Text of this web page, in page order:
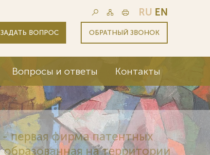
RU EN
ЗАДАТЬ ВОПРОС ОБРАТНЫЙ ЗВОНОК
Вопросы и ответы Контакты